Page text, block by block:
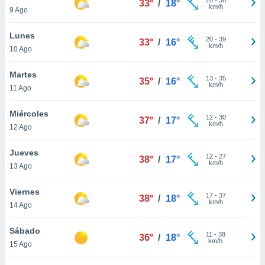
más
nuestra
y
de
disponible
cookies
aceptar
9 Ago
33° / 18°
km/h
Lunes
10 Ago
33° / 16° 20- 39
km/h
Martes
11 Ago
35° / 16° 13- 35
km/h
Miércoles
12 Ago
37° / 17° 12- 30
km/h
Jueves
13 Ago
38° / 17° 12- 27
km/h
Viernes
14 Ago
38° / 18° 17- 37
km/h
Sábado
15 Ago
36° / 18° 11 - 38
km/h